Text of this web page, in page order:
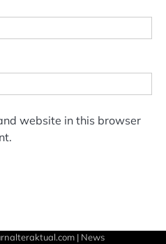
website in this browser
| News